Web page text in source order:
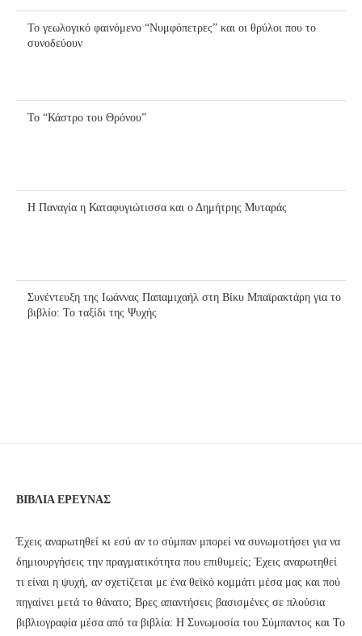
Το γεωλογικό φαινόμενο “Νυμφόπετρες” και οι θρύλοι που το
συνοδεύουν
Το “Κάστρο του Θρόνου”
Η Παναγία η Καταφυγιώτισσα και ο Δημήτρης Μυταράς
Συνέντευξη της Ιωάννας Παπαμιχαήλ στη Βίκυ Μπαϊρακτάρη για το
βιβλίο: Το ταξίδι της Ψυχής
ΒΙΒΛΙΑ ΕΡΕΥΝΑΣ
Έχεις αναρωτηθεί κι εσύ αν το σύμπαν μπορεί να συνωμοτήσει για να
δημιουργήσεις την πραγματικότητα που επιθυμείς; Έχεις αναρωτηθεί
τι είναι η ψυχή, αν σχετίζεται με ένα θεϊκό κομμάτι μέσα μας και πού
πηγαίνει μετά το θάνατο; Βρες απαντήσεις βασισμένες σε πλούσια
βιβλιογραφία μέσα από τα βιβλία: Η Συνωμοσία του Σύμπαντος και Το